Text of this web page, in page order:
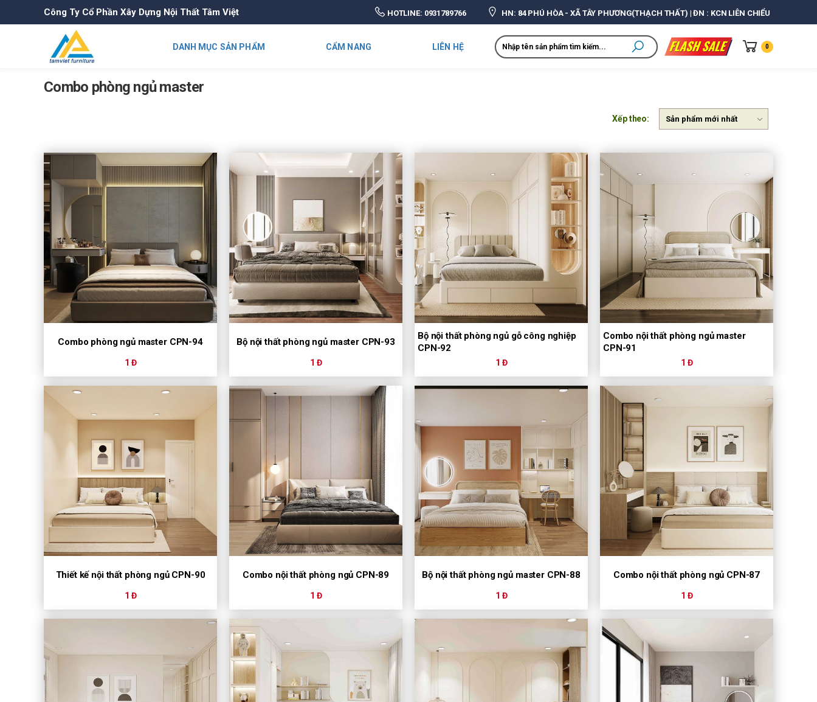
Công Ty Cổ Phần Xây Dựng Nội Thất Tâm Việt HOTLINE: 0931789766 HN: 84 PHÚ HÒA - XÃ TÂY PHƯƠNG(THẠCH THẤT) | ĐN : KCN LIÊN CHIỂU
DANH MỤC SẢN PHẨM CẨM NANG LIÊN HỆ
Search
0
Combo phòng ngủ master
Xếp theo:
Combo phòng ngủ master CPN-94
1 Đ
Bộ nội thất phòng ngủ master CPN-93
1 Đ
Bộ nội thất phòng ngủ gỗ công nghiệp
CPN-92
1 Đ
Combo nội thất phòng ngủ master
CPN-91
1 Đ
Thiết kế nội thất phòng ngủ CPN-90
1 Đ
Combo nội thất phòng ngủ CPN-89
1 Đ
Bộ nội thất phòng ngủ master CPN-88
1 Đ
Combo nội thất phòng ngủ CPN-87
1 Đ